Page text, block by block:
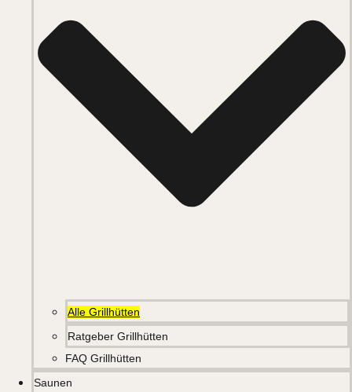
Alle Grillhütten
Ratgeber Grillhütten
FAQ Grillhütten
Saunen